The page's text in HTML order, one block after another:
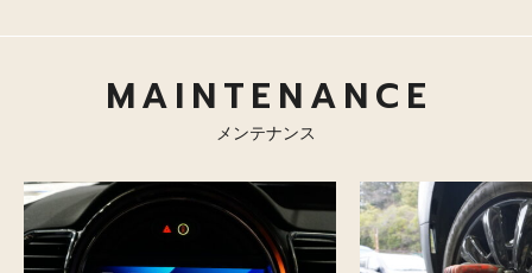
MAINTENANCE
メンテナンス